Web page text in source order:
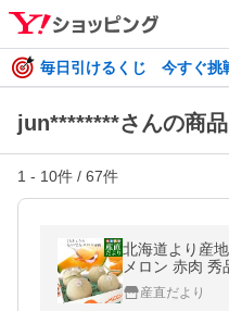
毎日引けるくじ 今すぐ挑
jun********さんの商
1 - 10件 / 67件
北海道より産
メロン 赤肉
玉）送料無料
買 産直だより